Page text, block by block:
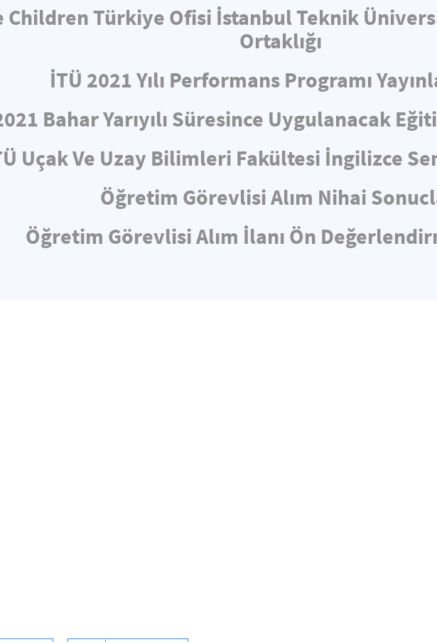
Children Türkiye Ofisi İstanbul Teknik
Ortaklığı
İTÜ 2021 Yılı Performans Programı
Bahar Yarıyılı Süresince Uygulanacak
Uçak Ve Uzay Bilimleri Fakültesi İngilizce
Öğretim Görevlisi Alım Nihai
Öğretim Görevlisi Alım İlanı Ön